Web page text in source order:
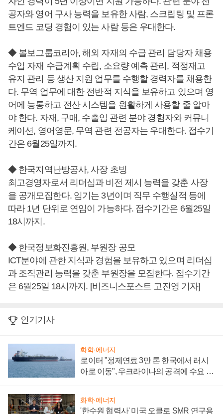
공자와 영어 구사 능력을 보유한 사람, 스크립팅 및 프론
트엔드 코딩 경험이 있는 사람 등은 우대한다.
◆ 볼보그룹코리아, 해외 자재의 수급 관리 담당자 채용
수입 자재 수급계획 수립, 소요량 예측 관리, 적정재고
유지 관리 등 생산 지원 업무를 수행할 경력자를 채용한
다. 무역 업무에 대한 전반적 지식을 보유하고 있으며 영
어에 능통하고 전산 시스템을 원활하게 사용할 줄 알아
야 한다. 자재, 구매, 수출입 관련 분야 경험자와 커뮤니
케이션, 영어영문, 무역 관련 전공자는 우대한다. 접수기
간은 6월25일까지.
◆ 한국지역난방공사, 사장 초빙
최고경영자로서 리더십과 비전 제시 능력을 갖춘 사장
을 공개모집한다. 임기는 3년이며 직무 수행실적 등에
따라 1년 단위로 연임이 가능하다. 접수기간은 6월25일
18시까지.
◆ 한국정보화진흥원, 부원장 공모
ICT분야에 관한 지식과 경험을 보유하고 있으며 리더십
과 조직관리 능력을 갖춘 부원장을 모집한다. 접수기간
은 6월25일 18시까지. [비즈니스포스트 고진영 기자]
인기기사
화학·에너지
로이터 "정제연료 3만 톤 한국에서 러시
아로 이동", 우크라이나의 공격에 수요 늘
화학·에너지
'한수원 협력사' 미국 오클로 SMR 연구용